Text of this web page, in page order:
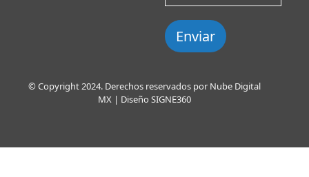
Enviar
© Copyright 2024. Derechos reservados por Nube Digital
MX | Diseño SIGNE360